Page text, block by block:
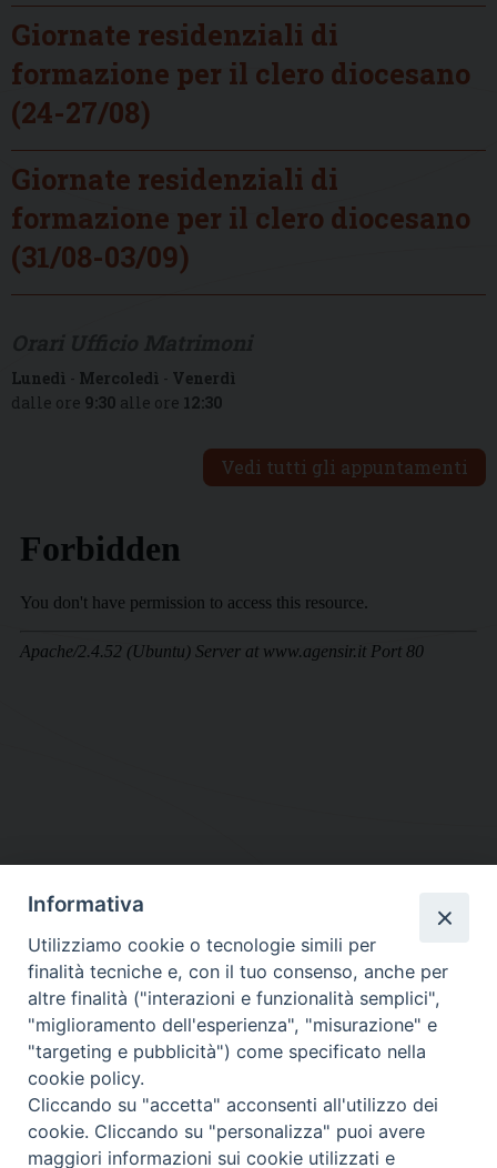
Giornate residenziali di
formazione per il clero diocesano
(24-27/08)
Giornate residenziali di
formazione per il clero diocesano
(31/08-03/09)
Lunedì - Mercoledì - Venerdì
dalle ore 9:30 alle ore 12:30
Vedi tutti gli appuntamenti
DIOCESI SUBURBICARIA DI ALBANO
Contatti:Tel.: 06.93268401 - Fax.: 06.9323844
E-mail:curia@diocesidialbano.it
Orari: dal Lunedì al Venerdì Ore: 9:00 - 13:00
Lunedì, Mercoledì e Venerdì, Ore 9:30 - 12:30
Informativa
Utilizziamo cookie o tecnologie simili per
finalità tecniche e, con il tuo consenso, anche per
altre finalità ("interazioni e funzionalità semplici",
"miglioramento dell'esperienza", "misurazione" e
"targeting e pubblicità") come specificato nella
cookie policy.
Cliccando su "accetta" acconsenti all'utilizzo dei
cookie. Cliccando su "personalizza" puoi avere
maggiori informazioni sui cookie utilizzati e